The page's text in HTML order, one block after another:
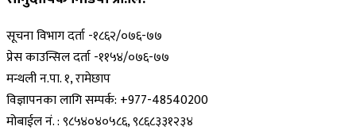
सूचना विभाग दर्ता -१८६२/०७६-७७
प्रेस काउन्सिल दर्ता -११५४/०७६-७७
मन्थली न.पा. १, रामेछाप
विज्ञापनका लागि सम्पर्क: +977-48540200
मोबाईल नं. : ९८५४०४०५८६, ९८६८३३१२३४